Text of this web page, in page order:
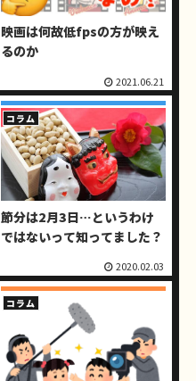
映画は何故低fpsの方が映え
るのか
2021.06.21
コラム
節分は2月3日…というわけ
ではないって知ってました？
2020.02.03
コラム